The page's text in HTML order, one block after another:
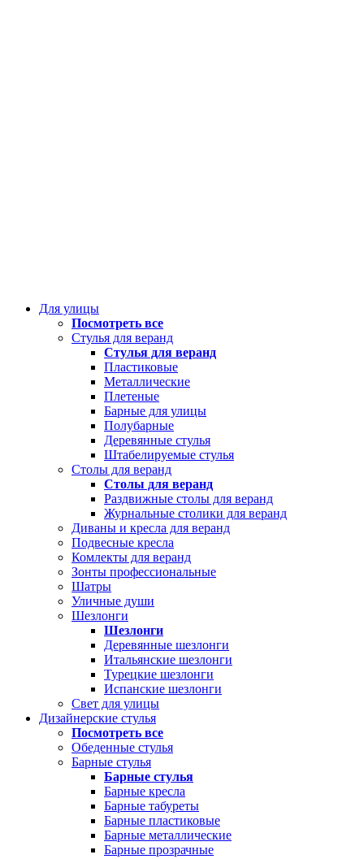
Для улицы
Посмотреть все
Стулья для веранд
Стулья для веранд
Пластиковые
Металлические
Плетеные
Барные для улицы
Полубарные
Деревянные стулья
Штабелируемые стулья
Столы для веранд
Столы для веранд
Раздвижные столы для веранд
Журнальные столики для веранд
Диваны и кресла для веранд
Подвесные кресла
Комлекты для веранд
Зонты профессиональные
Шатры
Уличные души
Шезлонги
Шезлонги
Деревянные шезлонги
Итальянские шезлонги
Турецкие шезлонги
Испанские шезлонги
Свет для улицы
Дизайнерские стулья
Посмотреть все
Обеденные стулья
Барные стулья
Барные стулья
Барные кресла
Барные табуреты
Барные пластиковые
Барные металлические
Барные прозрачные